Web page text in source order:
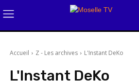
Accueil Z - Les archives L'Instant DeKo
L'Instant DeKo